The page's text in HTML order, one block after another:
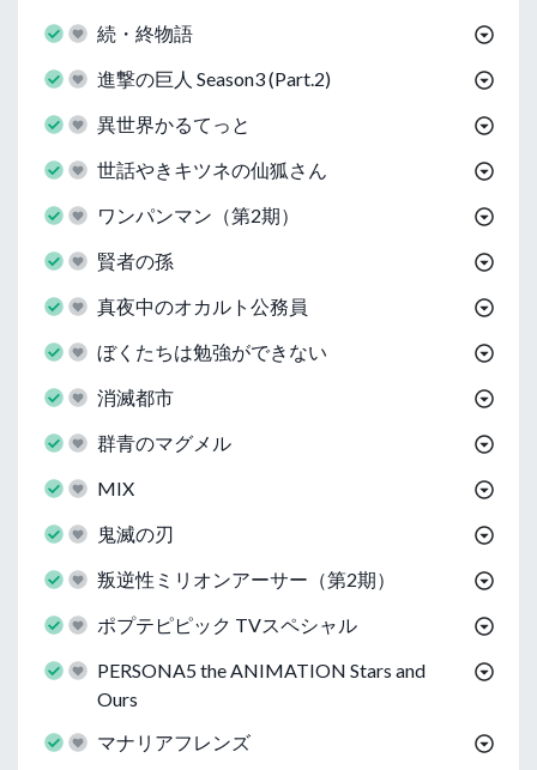
続・終物語
進撃の巨人 Season3 (Part.2)
異世界かるてっと
世話やきキツネの仙狐さん
ワンパンマン（第2期）
賢者の孫
真夜中のオカルト公務員
ぼくたちは勉強ができない
消滅都市
群青のマグメル
MIX
鬼滅の刃
叛逆性ミリオンアーサー（第2期）
ポプテピピック TVスペシャル
PERSONA5 the ANIMATION Stars and
Ours
マナリアフレンズ